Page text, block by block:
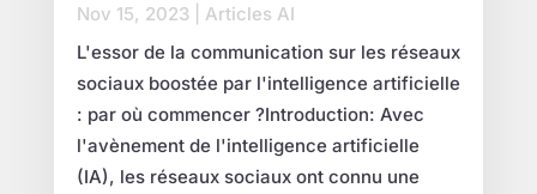
Nov 15, 2023| Articles AI
L'essor de la communication sur les réseaux
sociaux boostée par l'intelligence artificielle
: par où commencer ?Introduction: Avec
l'avènement de l'intelligence artificielle
(IA), les réseaux sociaux ont connu une